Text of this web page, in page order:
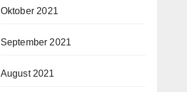
Oktober 2021
September 2021
August 2021